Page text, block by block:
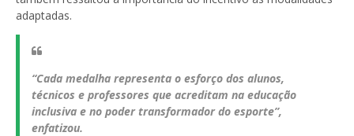
adaptadas.
“Cada medalha representa o esforço dos alunos,
técnicos e professores que acreditam na educação
inclusiva e no poder transformador do esporte”,
enfatizou.